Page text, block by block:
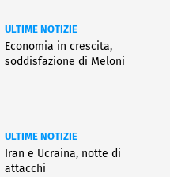
ULTIME NOTIZIE
Economia in crescita,
soddisfazione di Meloni
ULTIME NOTIZIE
Iran e Ucraina, notte di
attacchi